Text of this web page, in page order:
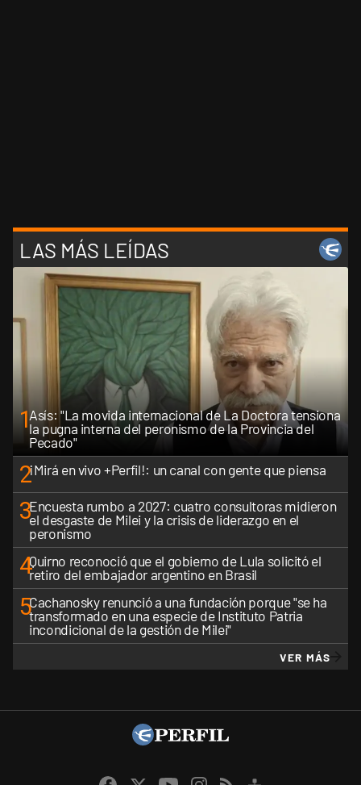
LAS MÁS LEÍDAS
1Asís: "La movida internacional de La Doctora tensiona
la pugna interna del peronismo de la Provincia del
Pecado"
2¡Mirá en vivo +Perfil!: un canal con gente que piensa
3Encuesta rumbo a 2027: cuatro consultoras midieron
el desgaste de Milei y la crisis de liderazgo en el
peronismo
4Quirno reconoció que el gobierno de Lula solicitó el
retiro del embajador argentino en Brasil
5Cachanosky renunció a una fundación porque "se ha
transformado en una especie de Instituto Patria
incondicional de la gestión de Milei"
VER MÁS